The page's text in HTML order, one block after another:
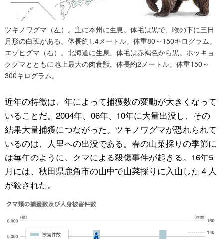
ツキノワグマ（左）。主に本州に生息。体毛は黒で、喉の下に三日
月形の白班がある。体長約1.4メートル。体重80～150キログラム。
エゾヒグマ（右）。北海道に生息。体毛は赤褐色から黒。ホッキョ
クグマとともに地上最大の肉食獣。体長約2メートル。体重150～
300キログラム。
近年の特徴は、年によって捕獲数の変動が大きくなって
いることだ。2004年、06年、10年に大量出没し、その
結果大量捕獲につながった。ツキノワグマが恐れられて
いるのは、人里への出没である。春の山菜採りの季節に
は毎年のように、クマによる殺傷事件が起きる。16年5
月には、秋田県鹿角市の山中で山菜採りに入山した４人
が殺された。